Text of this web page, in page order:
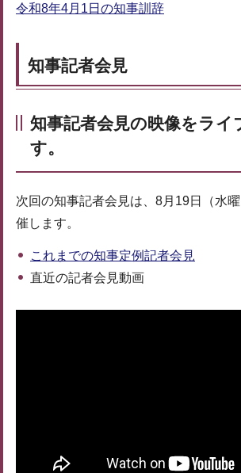
令和8年4月1日の知事訓辞
知事記者会見
知事記者会見の映像をライ
す。
次回の知事記者会見は、8月19日（水
催します。
これまでの知事定例記者会見
直近の記者会見動画